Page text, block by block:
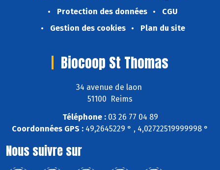
Protection des données
CGU
Gestion des cookies
Plan du site
Biocoop St Thomas
34 avenue de laon
51100 Reims
Téléphone :03 26 77 04 89
Coordonnées GPS : 49,2645229 ° , 4,02722519999998 °
Nous suivre sur